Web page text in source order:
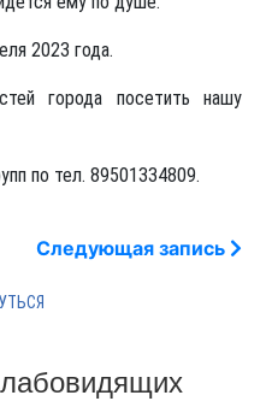
2023 года.
города посетить нашу
по тел. 89501334809.
Следующая запись